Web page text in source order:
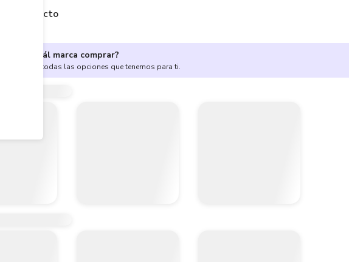
del producto
sabes cuál marca comprar?
aquí todas las opciones que tenemos para ti.